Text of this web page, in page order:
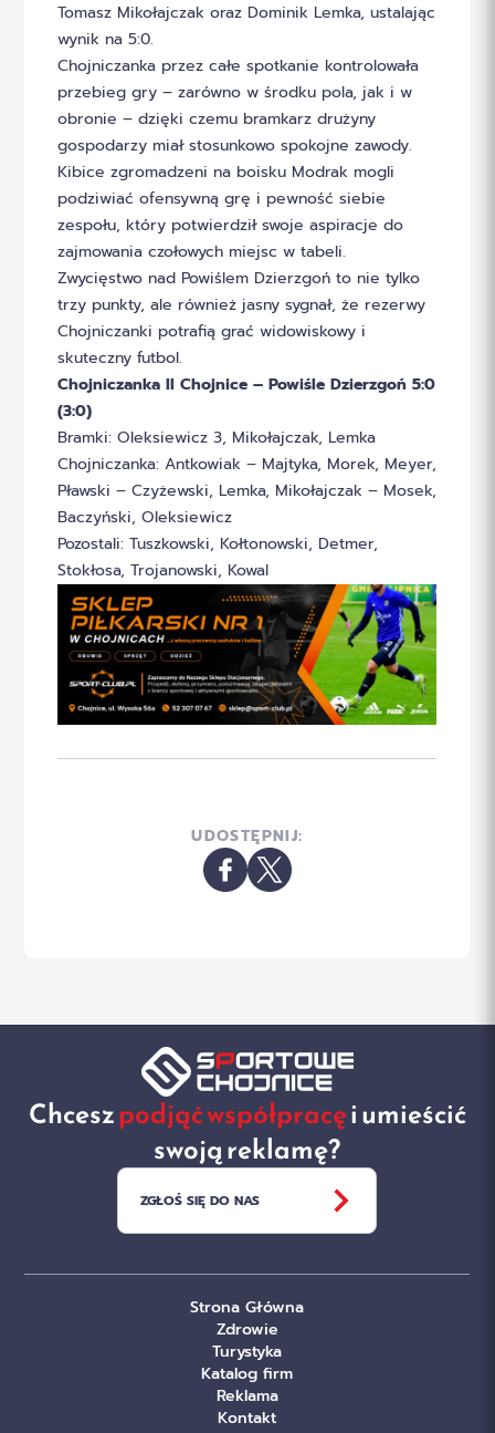
Tomasz Mikołajczak oraz Dominik Lemka, ustalając
wynik na 5:0.
Chojniczanka przez całe spotkanie kontrolowała
przebieg gry – zarówno w środku pola, jak i w
obronie – dzięki czemu bramkarz drużyny
gospodarzy miał stosunkowo spokojne zawody.
Kibice zgromadzeni na boisku Modrak mogli
podziwiać ofensywną grę i pewność siebie
zespołu, który potwierdził swoje aspiracje do
zajmowania czołowych miejsc w tabeli.
Zwycięstwo nad Powiślem Dzierzgoń to nie tylko
trzy punkty, ale również jasny sygnał, że rezerwy
Chojniczanki potrafią grać widowiskowy i
skuteczny futbol.
Chojniczanka II Chojnice – Powiśle Dzierzgoń 5:0
(3:0)
Bramki: Oleksiewicz 3, Mikołajczak, Lemka
Chojniczanka: Antkowiak – Majtyka, Morek, Meyer,
Pławski – Czyżewski, Lemka, Mikołajczak – Mosek,
Baczyński, Oleksiewicz
Pozostali: Tuszkowski, Kołtonowski, Detmer,
Stokłosa, Trojanowski, Kowal
UDOSTĘPNIJ:
Chceszpodjąć współpracęi umieścić
swoją reklamę?
ZGŁOŚ SIĘ DO NAS
Strona Główna
Zdrowie
Turystyka
Katalog firm
Reklama
Kontakt